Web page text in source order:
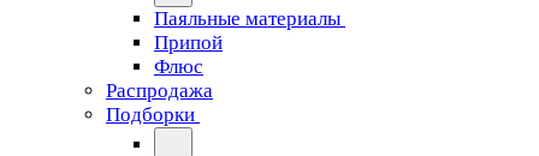
Паяльные материалы
Припой
Флюс
Распродажа
Подборки